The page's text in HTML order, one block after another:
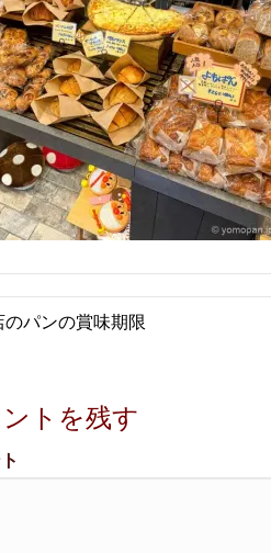
パンの賞味期限
トを残す